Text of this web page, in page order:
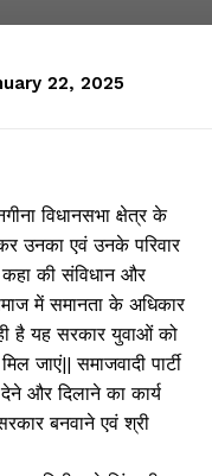
22, 2025
विधानसभा क्षेत्र के
उनका एवं उनके परिवार
की संविधान और
में समानता के अधिकार
है यह सरकार युवाओं को
जाएं|| समाजवादी पार्टी
और दिलाने का कार्य
बनवाने एवं श्री